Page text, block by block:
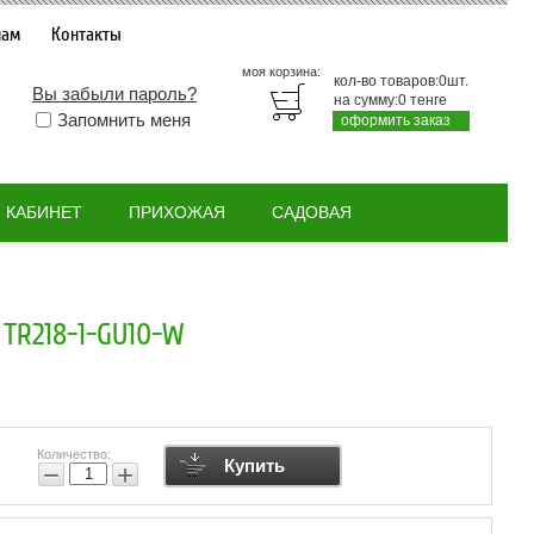
Контакты
Вы забыли пароль?
Запомнить меня
моя корзина:
кол-во товаров:0шт.
на сумму:0 тенге
оформить заказ
КАБИНЕТ ПРИХОЖАЯ САДОВАЯ
1-GU10-W
Количество:
− + Купить